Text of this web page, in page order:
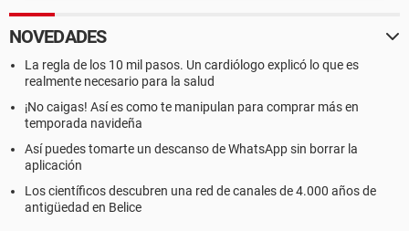
NOVEDADES
La regla de los 10 mil pasos. Un cardiólogo explicó lo que es
realmente necesario para la salud
¡No caigas! Así es como te manipulan para comprar más en
temporada navideña
Así puedes tomarte un descanso de WhatsApp sin borrar la
aplicación
Los científicos descubren una red de canales de 4.000 años de
antigüedad en Belice